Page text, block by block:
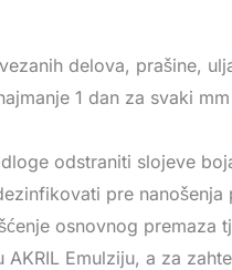
delova, prašine,
1 dan za svaki
odstraniti slojeve
pre
osnovnog premaza
Emulziju, a za